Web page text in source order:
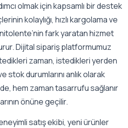
olmak için kapsamlı bir destek
kolaylığı, hızlı kargolama ve
fark yaratan hizmet
Dijital sipariş platformumuz
zaman, istedikleri yerden
stok durumlarını anlık olarak
hem zaman tasarrufu sağlanır
önüne geçilir.
satış ekibi, yeni ürünler